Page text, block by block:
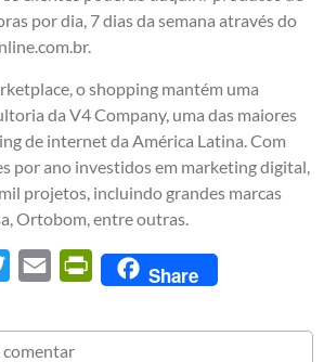
por dia, 7 dias da semana através do
.
o shopping mantém uma
da V4 Company, uma das maiores
de internet da América Latina. Com
por ano investidos em marketing digital,
projetos, incluindo grandes marcas
Ortobom, entre outras.
Twitter Email PrintFriendly
Share
comentar